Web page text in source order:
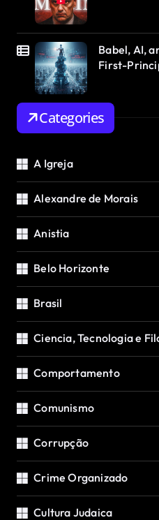
Babel, AI,
First-
Categories
A Igreja
Alexandre de Morais
Anistia
Belo Horizonte
Brasil
Ciencia, Tecnologia e
Comportamento
Comunismo
Corrupção
Crime Organizado
Cultura Judaica